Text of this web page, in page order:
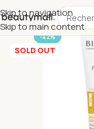
Skip to navigation
Skip to main content
-42%
SOLD OUT